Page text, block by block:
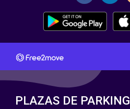
PLAZAS DE PARKING